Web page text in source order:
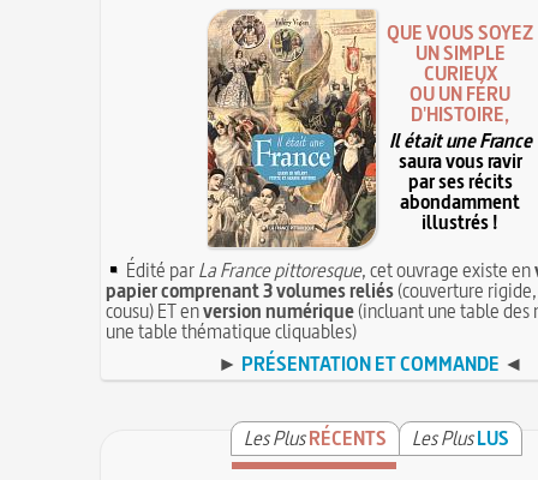
QUE VOUS SOYEZ
UN SIMPLE
CURIEUX
OU UN FÉRU
D'HISTOIRE,
Il était une France
saura vous ravir
par ses récits
abondamment
illustrés !
Édité parLa France pittoresque, cet ouvrage existe en
papier comprenant 3 volumes reliés(couverture
cousu) ET enversion numérique(incluant une table des
une table thématique cliquables)
► PRÉSENTATION ET COMMANDE ◄
Les PlusRÉCENTS Les PlusLUS